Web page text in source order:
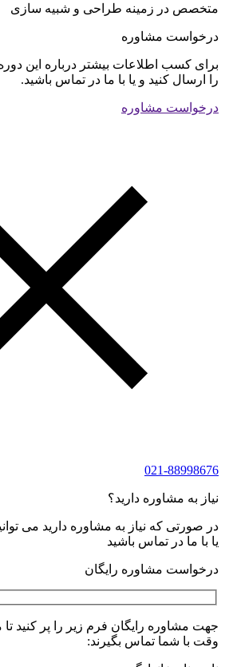
متخصص در زمینه طراحی و شبیه سازی
درخواست مشاوره
برای کسب اطلاعات بیشتر درباره این
را ارسال کنید و یا با ما در تماس باشید.
درخواست مشاوره
021-88998676
نیاز به مشاوره دارید؟
در صورتی که نیاز به مشاوره دارید می
یا با ما در تماس باشید
درخواست مشاوره رایگان
جهت مشاوره رایگان فرم زیر را پر کنید
وقت با شما تماس بگیرند: